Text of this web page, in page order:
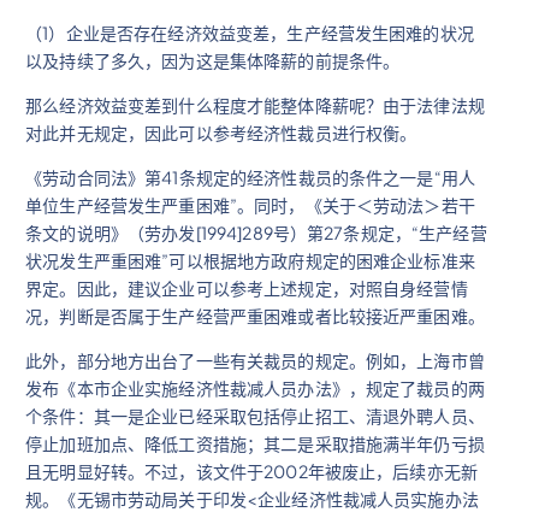
（1）企业是否存在经济效益变差，生产经营发生困难的状况
以及持续了多久，因为这是集体降薪的前提条件。
那么经济效益变差到什么程度才能整体降薪呢？由于法律法规
对此并无规定，因此可以参考经济性裁员进行权衡。
《劳动合同法》第41条规定的经济性裁员的条件之一是“用人
单位生产经营发生严重困难”。同时，《关于＜劳动法＞若干
条文的说明》（劳办发[1994]289号）第27条规定，“生产经营
状况发生严重困难”可以根据地方政府规定的困难企业标准来
界定。因此，建议企业可以参考上述规定，对照自身经营情
况，判断是否属于生产经营严重困难或者比较接近严重困难。
此外，部分地方出台了一些有关裁员的规定。例如，上海市曾
发布《本市企业实施经济性裁减人员办法》，规定了裁员的两
个条件：其一是企业已经采取包括停止招工、清退外聘人员、
停止加班加点、降低工资措施；其二是采取措施满半年仍亏损
且无明显好转。不过，该文件于2002年被废止，后续亦无新
规。《无锡市劳动局关于印发<企业经济性裁减人员实施办法